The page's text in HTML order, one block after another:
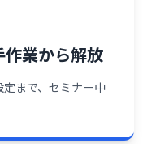
業から解放
まで、セミナー中